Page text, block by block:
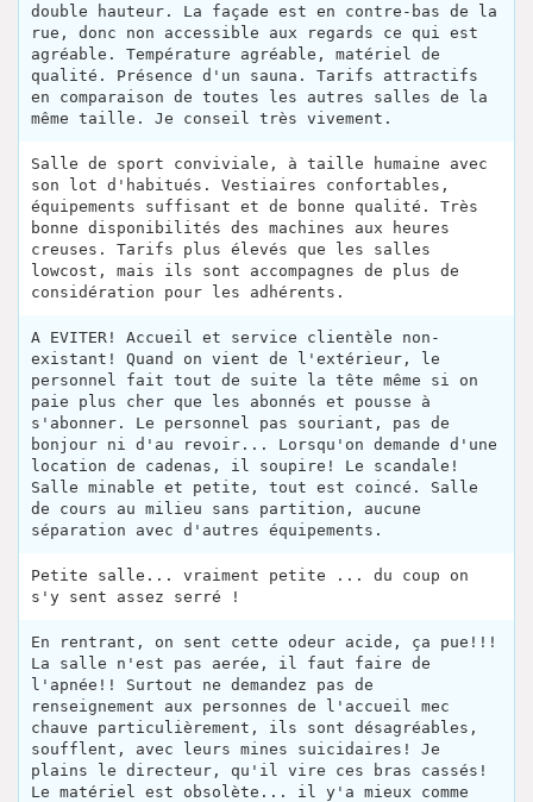
double hauteur. La façade est en contre-bas de la
rue, donc non accessible aux regards ce qui est
agréable. Température agréable, matériel de
qualité. Présence d'un sauna. Tarifs attractifs
en comparaison de toutes les autres salles de la
même taille. Je conseil très vivement.
Salle de sport conviviale, à taille humaine avec
son lot d'habitués. Vestiaires confortables,
équipements suffisant et de bonne qualité. Très
bonne disponibilités des machines aux heures
creuses. Tarifs plus élevés que les salles
lowcost, mais ils sont accompagnes de plus de
considération pour les adhérents.
A EVITER! Accueil et service clientèle non-
existant! Quand on vient de l'extérieur, le
personnel fait tout de suite la tête même si on
paie plus cher que les abonnés et pousse à
s'abonner. Le personnel pas souriant, pas de
bonjour ni d'au revoir... Lorsqu'on demande d'une
location de cadenas, il soupire! Le scandale!
Salle minable et petite, tout est coincé. Salle
de cours au milieu sans partition, aucune
séparation avec d'autres équipements.
Petite salle... vraiment petite ... du coup on
s'y sent assez serré !
En rentrant, on sent cette odeur acide, ça pue!!!
La salle n'est pas aerée, il faut faire de
l'apnée!! Surtout ne demandez pas de
renseignement aux personnes de l'accueil mec
chauve particulièrement, ils sont désagréables,
soufflent, avec leurs mines suicidaires! Je
plains le directeur, qu'il vire ces bras cassés!
Le matériel est obsolète... il y'a mieux comme